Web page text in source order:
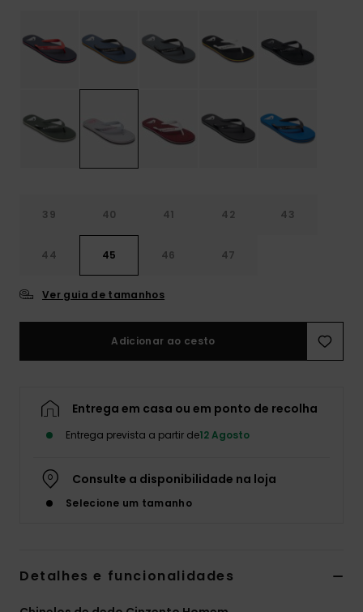
Consultar
as FAQ
39 40 41 42 43
44 45 46 47
Ver guia de tamanhos
Adicionar ao cesto
Entrega em casa ou em ponto de recolha
Entrega prevista a partir de12 Agosto
Consulte a disponibilidade na loja
Selecione um tamanho
Detalhes e funcionalidades